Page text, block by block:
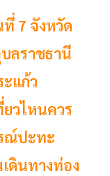
7 จังหวัด
ลราชธานี
แก้ว
วไหนควร
รณ์ปะทะ
ดินทางท่อง